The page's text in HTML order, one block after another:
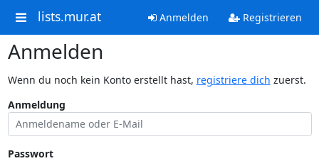
lists.mur.at Anmelden Registrieren
Anmelden
Wenn du noch kein Konto erstellt hast, registriere dich zuerst.
Anmeldung
Passwort